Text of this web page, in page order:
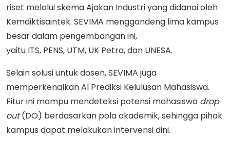
riset melalui skema Ajakan Industri yang didanai oleh
Kemdiktisaintek. SEVIMA menggandeng lima kampus
besar dalam pengembangan ini,
yaitu ITS, PENS, UTM, UK Petra, dan UNESA.
Selain solusi untuk dosen, SEVIMA juga
memperkenalkan AI Prediksi Kelulusan Mahasiswa.
Fitur ini mampu mendeteksi potensi mahasiswa drop
out(DO) berdasarkan pola akademik, sehingga pihak
kampus dapat melakukan intervensi dini.